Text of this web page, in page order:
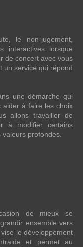
le non-jugement,
interactives lorsque
de concert avec vous
un service qui répond
une démarche qui
aider à faire les choix
allons travailler de
à modifier certains
profondes.
de mieux se
ensemble vers
le développement
et permet au